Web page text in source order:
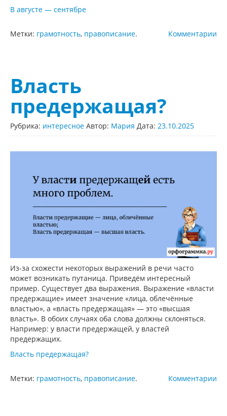
В августе — сентябре
Комментарии
Метки: грамотность, правописание.
Власть
предержащая?
Рубрика: интересное Автор: Мария Дата: 23.10.2025
Из-за схожести некоторых выражений в речи часто
может возникать путаница. Приведём интересный
пример. Существует два выражения. Выражение «власти
предержащие» имеет значение «лица, облечённые
властью», а «власть предержащая» — это «высшая
власть». В обоих случаях оба слова должны склоняться.
Например: у власти предержащей, у властей
предержащих.
Власть предержащая?
Комментарии
Метки: грамотность, правописание.